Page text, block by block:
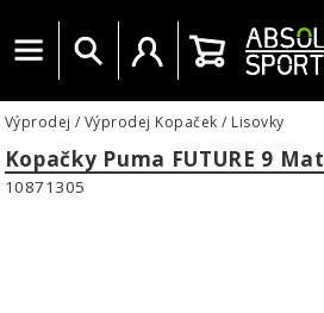
Menu Vyhledat Uživatelský účet
Košík
Výprodej / Výprodej Kopaček / Lisovky
Kopačky Puma FUTURE 9
10871305